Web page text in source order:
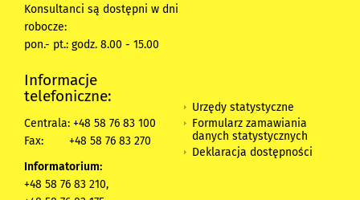
Konsultanci są dostępni w dni
robocze:
pon.- pt.: godz. 8.00 - 15.00
Informacje
telefoniczne:
Centrala: +48 58 76 83 100
Fax:
+48 58 76 83 270
Informatorium:
+48 58 76 83 210,
Urzędy statystyczne
Formularz zamawiania
danych statystycznych
Deklaracja dostępności